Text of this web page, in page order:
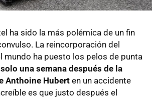
ha sido la más polémica de un fin
La reincorporación del
mundo ha puesto los pelos de punta
solo una semana después de la
Anthoine Hubert en un accidente
es que justo después el